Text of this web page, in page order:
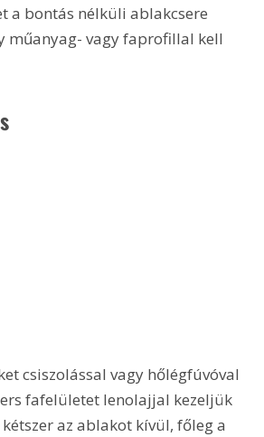
a bontás nélküli ablakcsere
műanyag- vagy faprofillal kell
csiszolással vagy hőlégfúvóval
fafelületet lenolajjal kezeljük
az ablakot kívül, főleg a